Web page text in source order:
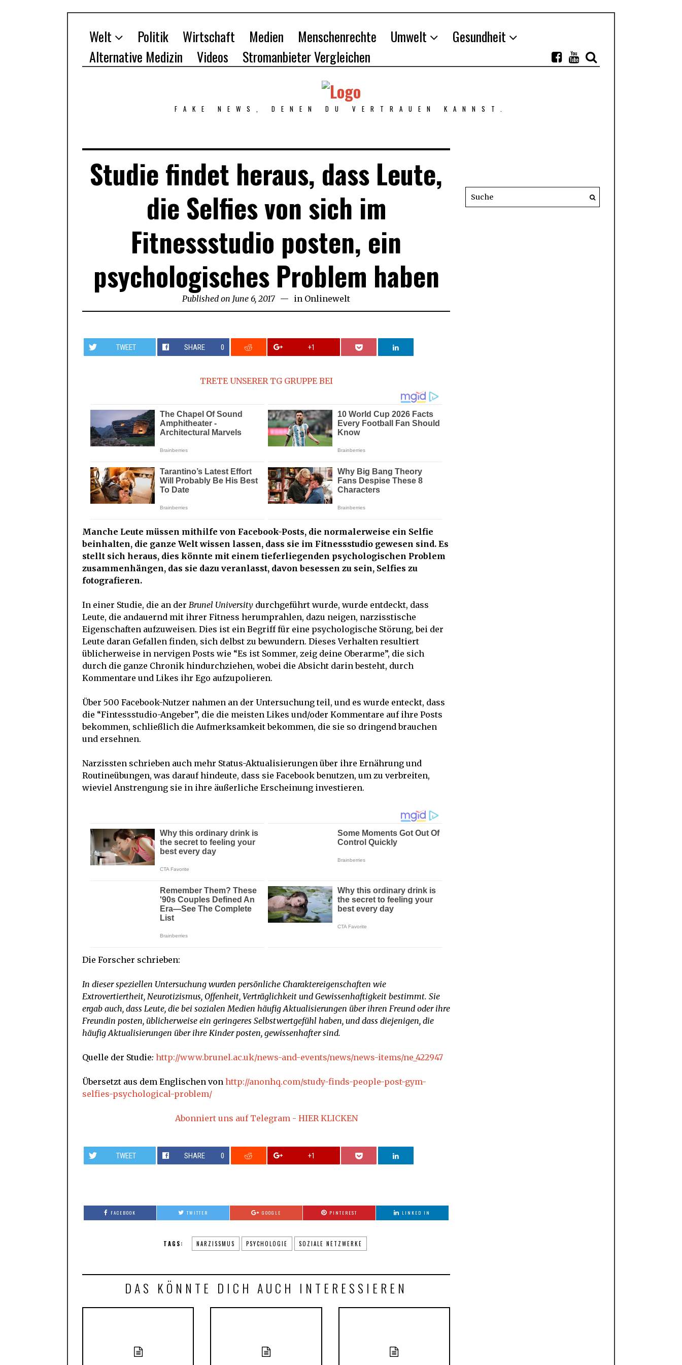
Welt Politik Wirtschaft Medien Menschenrechte Umwelt
Gesundheit
Alternative Medizin
Videos Stromanbieter Vergleichen
FAKE NEWS, DENEN DU VERTRAUEN KANNST.
Studie findet heraus, dass Leute,
die Selfies von sich im
Fitnessstudio posten, ein
psychologisches Problem haben
Published on June 6, 2017 in Onlinewelt
TWEET SHARE 0 +1
TRETE UNSERER TG GRUPPE BEI
Manche Leute müssen mithilfe von Facebook-Posts, die normalerweise ein Selfie
beinhalten, die ganze Welt wissen lassen, dass sie im Fitnessstudio gewesen sind. Es
stellt sich heraus, dies könnte mit einem tieferliegenden psychologischen Problem
zusammenhängen, das sie dazu veranlasst, davon besessen zu sein, Selfies zu
fotografieren.
In einer Studie, die an der Brunel University durchgeführt wurde, wurde entdeckt, dass
Leute, die andauernd mit ihrer Fitness herumprahlen, dazu neigen, narzisstische
Eigenschaften aufzuweisen. Dies ist ein Begriff für eine psychologische Störung, bei der
Leute daran Gefallen finden, sich delbst zu bewundern. Dieses Verhalten resultiert
üblicherweise in nervigen Posts wie “Es ist Sommer, zeig deine Oberarme”, die sich
durch die ganze Chronik hindurchziehen, wobei die Absicht darin besteht, durch
Kommentare und Likes ihr Ego aufzupolieren.
Über 500 Facebook-Nutzer nahmen an der Untersuchung teil, und es wurde enteckt, dass
die “Fintessstudio-Angeber”, die die meisten Likes und/oder Kommentare auf ihre Posts
bekommen, schließlich die Aufmerksamkeit bekommen, die sie so dringend brauchen
und ersehnen.
Narzissten schrieben auch mehr Status-Aktualisierungen über ihre Ernährung und
Routineübungen, was darauf hindeute, dass sie Facebook benutzen, um zu verbreiten,
wieviel Anstrengung sie in ihre äußerliche Erscheinung investieren.
Die Forscher schrieben:
In dieser speziellen Untersuchung wurden persönliche Charaktereigenschaften wie
Extrovertiertheit, Neurotizismus, Offenheit, Verträglichkeit und Gewissenhaftigkeit bestimmt. Sie
ergab auch, dass Leute, die bei sozialen Medien häufig Aktualisierungen über ihren Freund oder ihre
Freundin posten, üblicherweise ein geringeres Selbstwertgefühl haben, und dass diejenigen, die
häufig Aktualisierungen über ihre Kinder posten, gewissenhafter sind.
Quelle der Studie: http://www.brunel.ac.uk/news-and-events/news/news-items/ne_422947
Übersetzt aus dem Englischen von http://anonhq.com/study-finds-people-post-gym-
selfies-psychological-problem/
Abonniert uns auf Telegram - HIER KLICKEN
TWEET SHARE 0 +1
FACEBOOK TWITTER GOOGLE PINTEREST LINKED IN
TAGS: NARZISSMUS PSYCHOLOGIE SOZIALE NETZWERKE
DAS KÖNNTE DICH AUCH INTERESSIEREN